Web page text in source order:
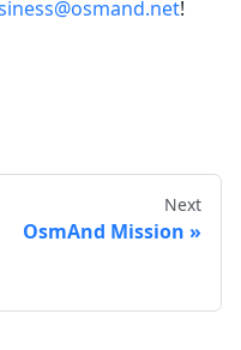
!
Next
OsmAnd Mission